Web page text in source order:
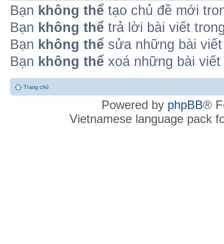
Bạn không thể tạo chủ đề mới
Bạn không thể trả lời bài viết
Bạn không thể sửa những bài
Bạn không thể xoá những bài
Trang chủ
Powered by phpBB®
Vietnamese language pack